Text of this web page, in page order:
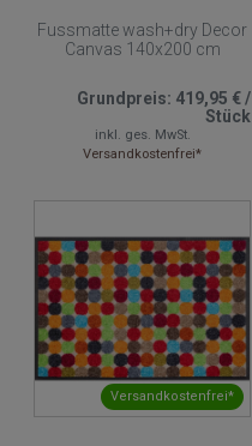
Fussmatte wash+dry Decor
Canvas 140x200 cm
Grundpreis: 419,95 €/
Stück
inkl. ges. MwSt.
Versandkostenfrei*
Versandkostenfrei*